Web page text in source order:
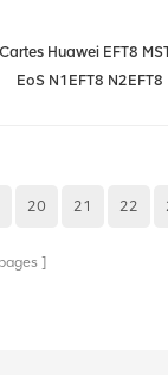
Cartes Huawei EFT8
EoS N1EFT8 N2EFT8
20 21 22
pages